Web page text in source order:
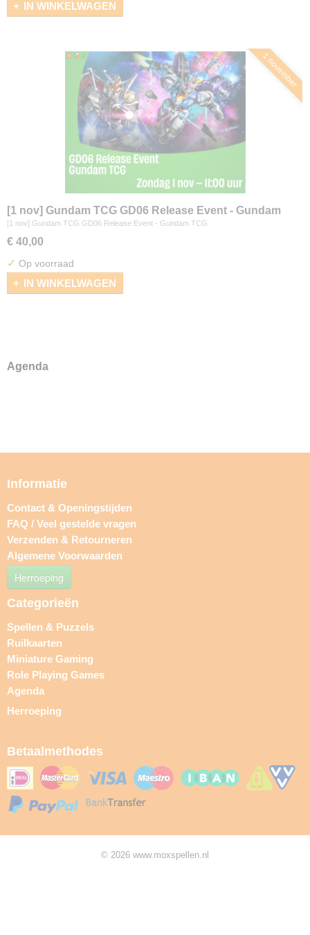
IN WINKELWAGEN
1 november
[1 nov] Gundam TCG GD06 Release Event - Gundam
TCG
[1 nov] Gundam TCG GD06 Release Event - Gundam TCG
€ 40,00
✓ Op voorraad
IN WINKELWAGEN
Agenda
Informatie
Contact & Openingstijden
FAQ / Veel gestelde vragen
Verzenden & Retourneren
Algemene Voorwaarden
Herroeping
Categorieën
Spellen & Puzzels
Ruilkaarten
Miniature Gaming
Role Playing Games
Agenda
Herroeping
Betaalmethodes
© 2026 www.moxspellen.nl